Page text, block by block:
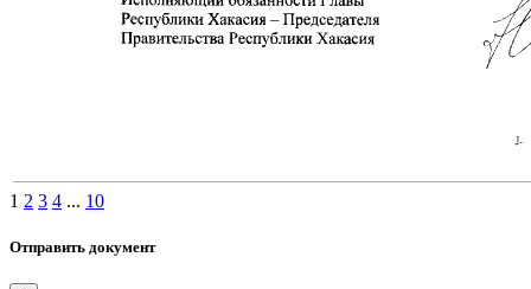
1 2 3 4 ... 10
Отправить документ